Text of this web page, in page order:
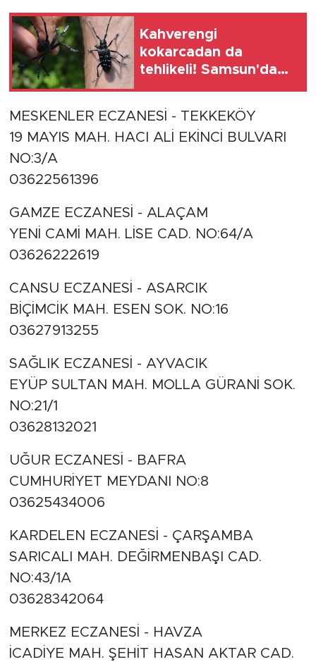
Kahverengi
kokarcadan da
tehlikeli! Samsun'da
MESKENLER ECZANESİ - TEKKEKÖY
19 MAYIS MAH. HACI ALİ EKİNCİ BULVARI
NO:3/A
03622561396
GAMZE ECZANESİ - ALAÇAM
YENİ CAMİ MAH. LİSE CAD. NO:64/A
03626222619
CANSU ECZANESİ - ASARCIK
BİÇİMCİK MAH. ESEN SOK. NO:16
03627913255
SAĞLIK ECZANESİ - AYVACIK
EYÜP SULTAN MAH. MOLLA GÜRANİ SOK.
NO:21/1
03628132021
UĞUR ECZANESİ - BAFRA
CUMHURİYET MEYDANI NO:8
03625434006
KARDELEN ECZANESİ - ÇARŞAMBA
SARICALI MAH. DEĞİRMENBAŞI CAD.
NO:43/1A
03628342064
MERKEZ ECZANESİ - HAVZA
İCADİYE MAH. ŞEHİT HASAN AKTAR CAD.